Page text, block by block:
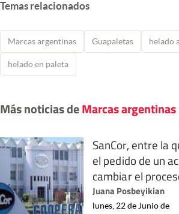
Temas relacionados
Marcas argentinas Guapaletas helado
helado en paleta
Más noticias deMarcas argentinas
SanCor, entre la
el pedido de un
cambiar el
Juana Posbeyikian
lunes, 22 de Junio de